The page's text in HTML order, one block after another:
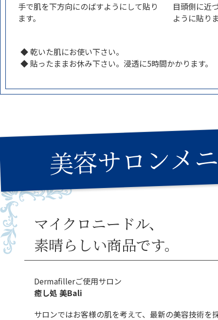
手で肌を下方向にのばすようにして貼り
ます。
目頭側に近
ように貼り
◆ 乾いた肌にお使い下さい。
◆ 貼ったままお休み下さい。浸透に5時間かかります。
美容サロンメ
マイクロニードル、
素晴らしい商品です。
Dermafillerご使用サロン
癒し処 美Bali
サロンではお客様の肌を考えて、最新の美容技術を